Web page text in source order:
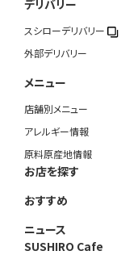
デリバリー
スシローデリバリー
外部デリバリー
メニュー
店舗別メニュー
アレルギー情報
原料原産地情報
お店を探す
おすすめ
ニュース
SUSHIRO Cafe